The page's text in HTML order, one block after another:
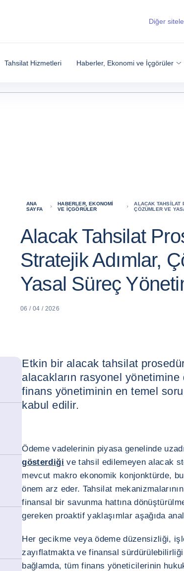
Tahsilat Hizmetleri Haberler, Ekonomi ve İçgörüler
Diğer
ANA
SAYFA
HABERLER, EKONOMI
VE İÇGÖRÜLER
ALACAK TAHSILAT
ÇÖZÜMLER VE
Alacak Tahsilat
Stratejik Adımlar,
Yasal Süreç
06 / 04 / 2026
Etkin bir alacak tahsilat
alacakların rasyonel
finans yönetiminin en temel
kabul edilir.
Ödeme vadelerinin piyasa genelinde
gösterdiği ve tahsil edilemeyen alacak
mevcut makro ekonomik konjonktürde,
önem arz eder. Tahsilat
finansal bir savunma hattına
gereken proaktif yaklaşımlar aşağıda
Her gecikme veya ödeme düzensizliği,
zayıflatmakta ve finansal
bağlamda, tüm finans yöneticilerinin